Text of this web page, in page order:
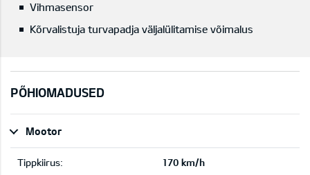
Vihmasensor
Kõrvalistuja turvapadja väljalülitamise võimalus
PÕHIOMADUSED
Mootor
Tippkiirus: 170 km/h